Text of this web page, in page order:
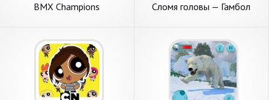
BMX Champions Сломя головы — Гамбол